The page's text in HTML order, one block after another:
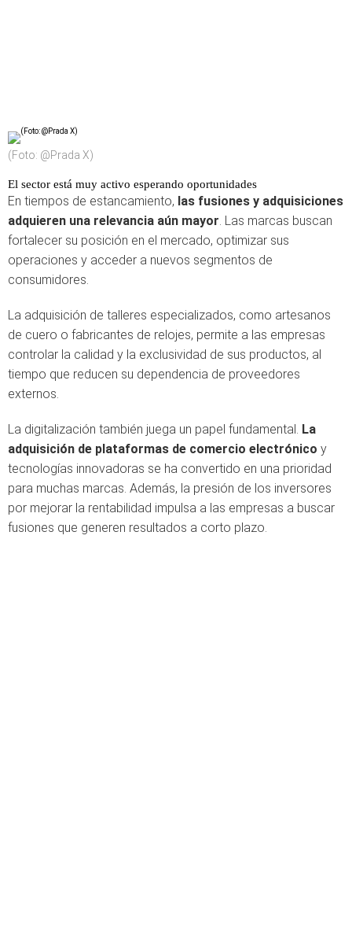
(Foto: @Prada X)
El sector está muy activo esperando oportunidades
En tiempos de estancamiento, las fusiones y adquisiciones
adquieren una relevancia aún mayor. Las marcas buscan
fortalecer su posición en el mercado, optimizar sus
operaciones y acceder a nuevos segmentos de
consumidores.
La adquisición de talleres especializados, como artesanos
de cuero o fabricantes de relojes, permite a las empresas
controlar la calidad y la exclusividad de sus productos, al
tiempo que reducen su dependencia de proveedores
externos.
La digitalización también juega un papel fundamental. La
adquisición de plataformas de comercio electrónico y
tecnologías innovadoras se ha convertido en una prioridad
para muchas marcas. Además, la presión de los inversores
por mejorar la rentabilidad impulsa a las empresas a buscar
fusiones que generen resultados a corto plazo.